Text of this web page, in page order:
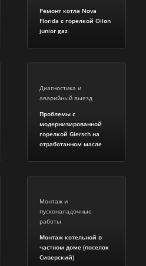
Ремонт котла Nova
Florida c горелкой Oilon
junior gaz
Диагностика и
аварийный выезд
Проблемы с
модернизированной
горелкой Giersch на
отработанном масле
Монтаж и
пусконаладочные
работы
Монтаж котельной в
частном доме (поселок
Сиверский)